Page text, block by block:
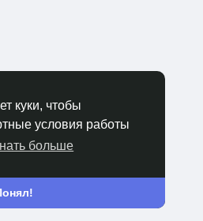
куки, чтобы
условия работы
больше